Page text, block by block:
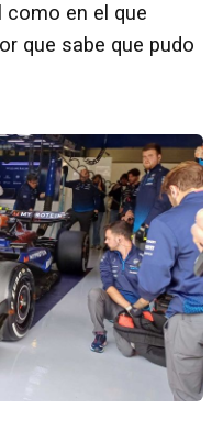
como en el que
que sabe que pudo